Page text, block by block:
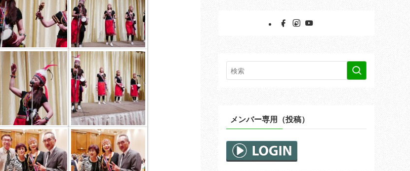
メンバー専用（投稿）